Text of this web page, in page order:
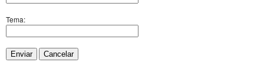
Tema:
Enviar Cancelar